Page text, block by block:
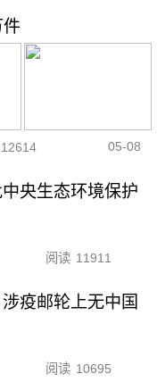
件
12614 05-08
央生态环境保护
阅读 11911
疫邮轮上无中国
阅读 10695